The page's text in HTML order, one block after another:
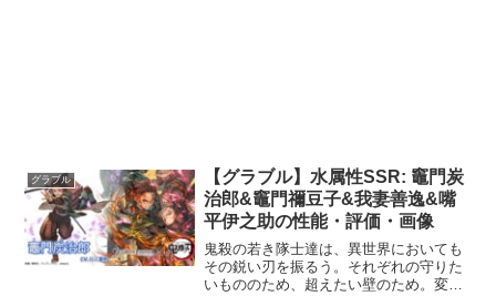
グラブル
【グラブル】水属性SSR: 竈門炭
治郎&竈門禰󠄀豆子&我妻善逸&嘴
平伊之助の性能・評価・画像
鬼殺の若き隊士達は、異世界においても
その鋭い刃を振るう。それぞれの守りた
いもののため、超えたい壁のため。変わ